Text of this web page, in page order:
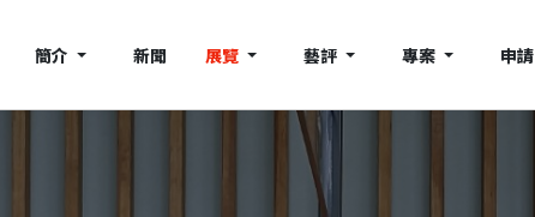
簡介 新聞 展覽 藝評 專案 申請